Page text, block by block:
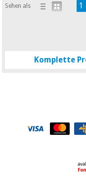
Sehen als 1
Komplette